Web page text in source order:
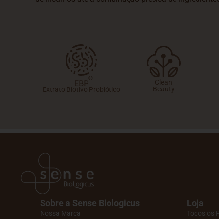
Extrato Biotivo Probiótico
Clean
Beauty
Sobre a Sense Biologicus
Nossa Marca
Loja
Todos os